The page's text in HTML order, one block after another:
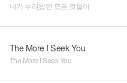
내가 누려왔던 모든 것들이
The More I Seek You
The More I Seek You